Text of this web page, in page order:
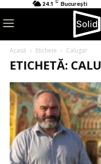
24.1 C București
Acasă Etichete Calugar
ETICHETĂ: